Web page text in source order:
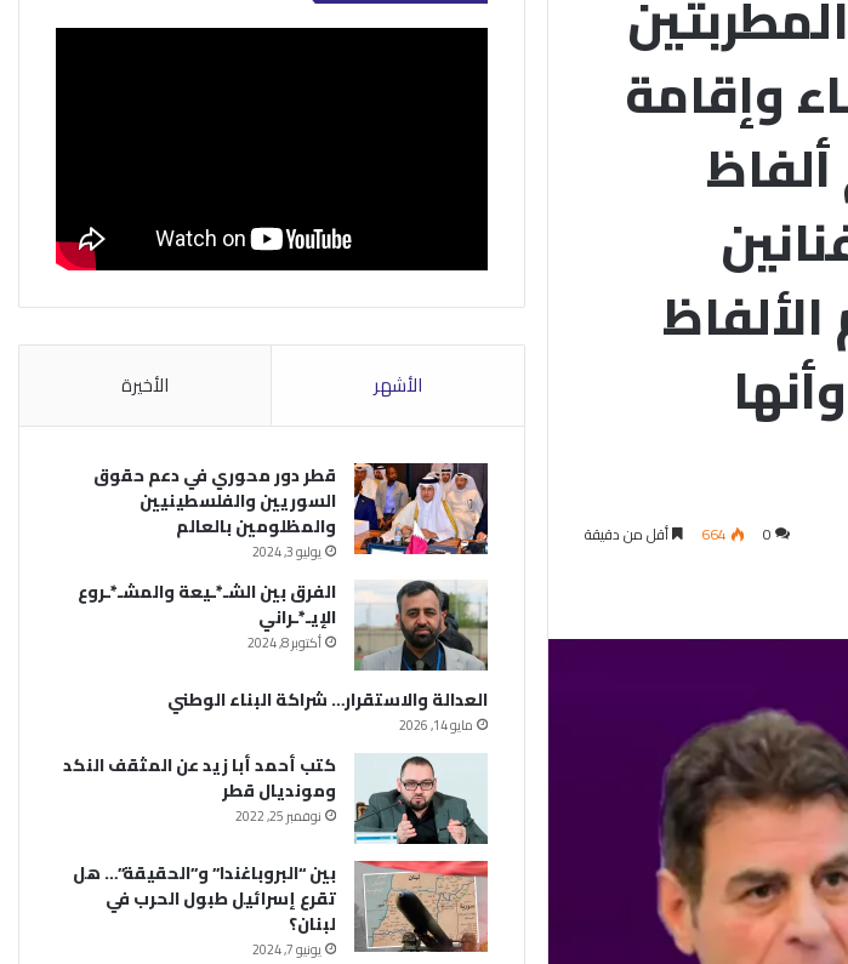
وإقامة
0
664 أقل من دقيقة
الأشهر الأخيرة
قطر دور محوري في دعم حقوق
السوريين والفلسطينيين
والمظلومين بالعالم
يوليو 3, 2024
الفرق بين الشـ*ـيعة والمشـ*ـروع
الإيـ*ـراني
أكتوبر 8, 2024
العدالة والاستقرار… شراكة البناء الوطني
مايو 14, 2026
كتب أحمد أبا زيد عن المثقف النكد
ومونديال قطر
نوفمبر 25, 2022
بين “البروباغندا” و”الحقيقة”… هل
تقرع إسرائيل طبول الحرب في
لبنان؟
يونيو 7, 2024